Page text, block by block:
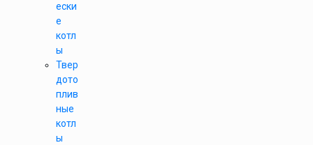
ески
е
котл
ы
Твер
дото
плив
ные
котл
ы